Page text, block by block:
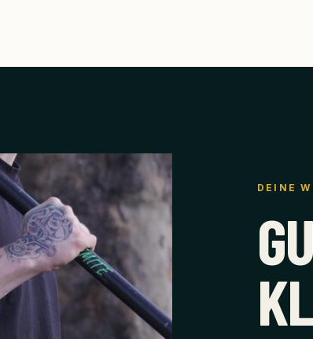
DEINE